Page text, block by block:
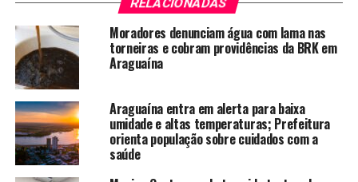
Moradores denunciam água com lama nas
torneiras e cobram providências da BRK em
Araguaína
Araguaína entra em alerta para baixa
umidade e altas temperaturas; Prefeitura
orienta população sobre cuidados com a
saúde